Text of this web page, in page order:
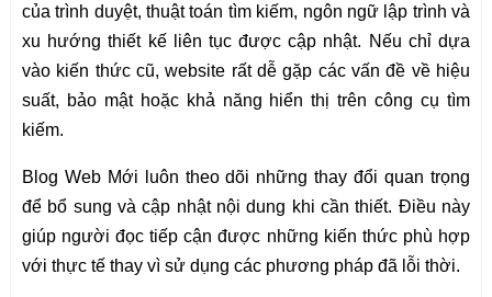
của trình duyệt, thuật toán tìm kiếm, ngôn ngữ lập trình và
xu hướng thiết kế liên tục được cập nhật. Nếu chỉ dựa
vào kiến thức cũ, website rất dễ gặp các vấn đề về hiệu
suất, bảo mật hoặc khả năng hiển thị trên công cụ tìm
kiếm.
Blog Web Mới luôn theo dõi những thay đổi quan trọng
để bổ sung và cập nhật nội dung khi cần thiết. Điều này
giúp người đọc tiếp cận được những kiến thức phù hợp
với thực tế thay vì sử dụng các phương pháp đã lỗi thời.